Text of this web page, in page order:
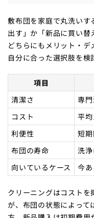
敷布団を家庭で丸洗いす
出す」か「新品に買い替
どちらにもメリット・
自分に合った選択肢を検
項目
清潔さ
専
コスト
平
利便性
短
布団の寿命
洗
向いているケース
今
クリーニングはコスト
が、布団の状態によって